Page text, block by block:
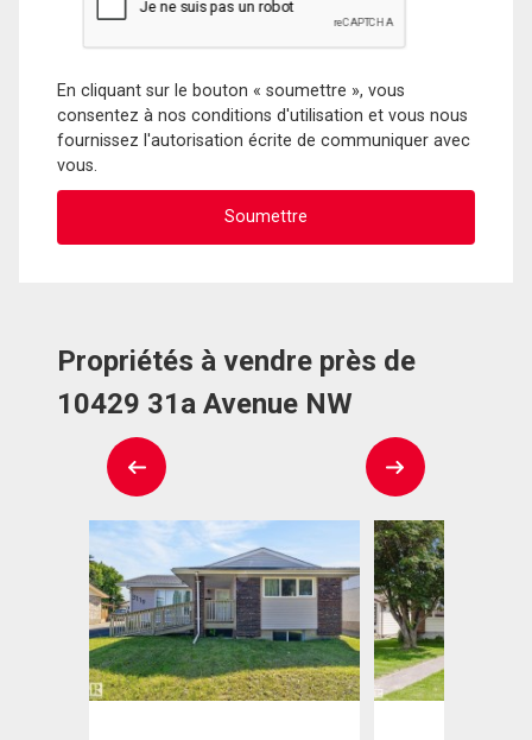
En cliquant sur le bouton « soumettre », vous
consentez à nos conditions d'utilisation et vous nous
fournissez l'autorisation écrite de communiquer avec
vous.
Propriétés à vendre près de
10429 31a Avenue NW